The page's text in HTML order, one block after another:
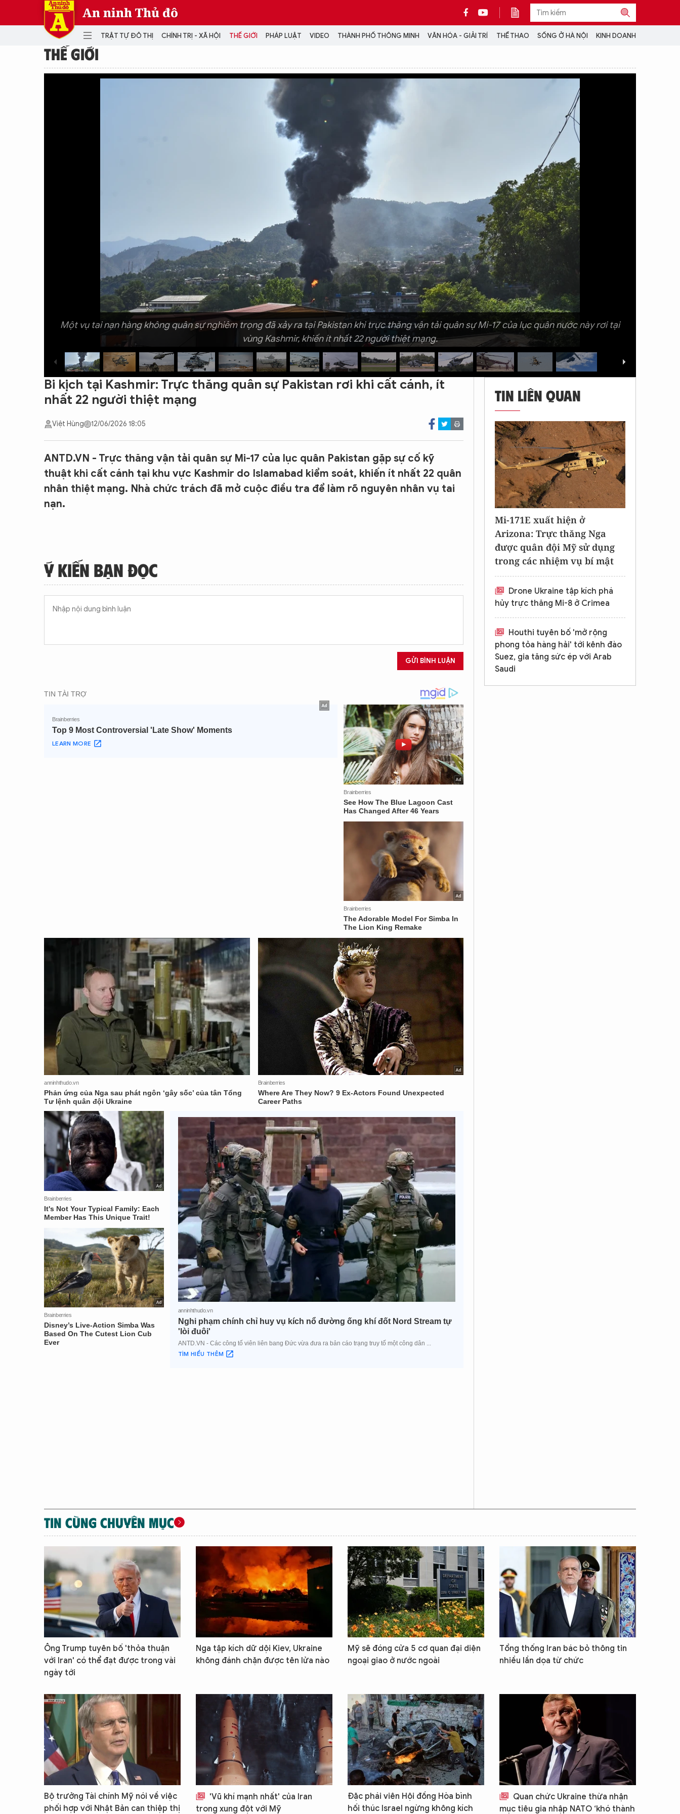
An ninh Thủ đô
TRẬT TỰ ĐÔ THỊ CHÍNH TRỊ - XÃ HỘI THẾ GIỚI PHÁP LUẬT VIDEO THÀNH PHỐ THÔNG MINH VĂN HÓA - GIẢI TRÍ THỂ THAO SỐNG Ở HÀ NỘI KINH DOANH
CHÍNH TRỊ - XÃ HỘI
VĂN HÓA - GIẢI TRÍ
CON ĐƯỜNG KHỞI NGHIỆP
PODCAST
ẢNH
LONGFORM
INFOGRAPHIC
LỊCH VẠN SỰ
CỘNG TÁC VỚI ANTĐ
HOTLINE: 032 9907 579
THẾ GIỚI
Một vụ tai nạn hàng không quân sự nghiêm trọng đã xảy ra tại Pakistan khi trực thăng vận tải quân sự Mi-17 của lục quân nước này rơi tại
vùng Kashmir, khiến ít nhất 22 người thiệt mạng.
Bi kịch tại Kashmir: Trực thăng quân sự Pakistan rơi khi cất cánh, ít
nhất 22 người thiệt mạng
Việt Hùng 12/06/2026 18:05
ANTD.VN - Trực thăng vận tải quân sự Mi-17 của lục quân Pakistan gặp sự cố kỹ
thuật khi cất cánh tại khu vực Kashmir do Islamabad kiểm soát, khiến ít nhất 22 quân
nhân thiệt mạng. Nhà chức trách đã mở cuộc điều tra để làm rõ nguyên nhân vụ tai
nạn.
Ý KIẾN BẠN ĐỌC
GỬI BÌNH LUẬN
TIN LIÊN QUAN
Mi-171E xuất hiện ở
Arizona: Trực thăng Nga
được quân đội Mỹ sử dụng
trong các nhiệm vụ bí mật
Drone Ukraine tập kích phá
hủy trực thăng Mi-8 ở Crimea
Houthi tuyên bố 'mở rộng
phong tỏa hàng hải' tới kênh đào
Suez, gia tăng sức ép với Arab
Saudi
TIN CÙNG CHUYÊN MỤC
Ông Trump tuyên bố 'thỏa thuận
với Iran' có thể đạt được trong vài
ngày tới
Nga tập kích dữ dội Kiev, Ukraine
không đánh chặn được tên lửa nào
Mỹ sẽ đóng cửa 5 cơ quan đại diện
ngoại giao ở nước ngoài
Tổng thống Iran bác bỏ thông tin
nhiều lần dọa từ chức
Bộ trưởng Tài chính Mỹ nói về việc
phối hợp với Nhật Bản can thiệp thị
'Vũ khí mạnh nhất' của Iran
trong xung đột với Mỹ
Đặc phái viên Hội đồng Hòa bình
hối thúc Israel ngừng không kích
Quan chức Ukraine thừa nhận
mục tiêu gia nhập NATO ‘khó thành